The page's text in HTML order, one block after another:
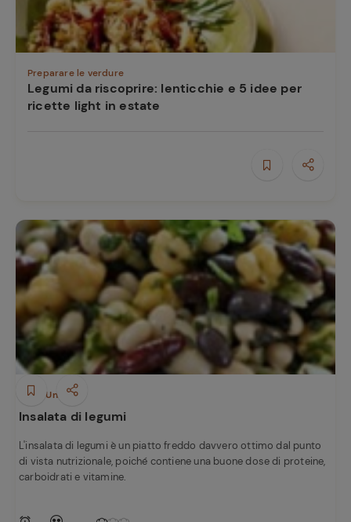
Preparare le verdure
Legumi da riscoprire: lenticchie e 5 idee per
ricette light in estate
Piatti Unici
Insalata di legumi
L'insalata di legumi è un piatto freddo davvero ottimo dal punto
di vista nutrizionale, poiché contiene una buone dose di proteine,
carboidrati e vitamine.